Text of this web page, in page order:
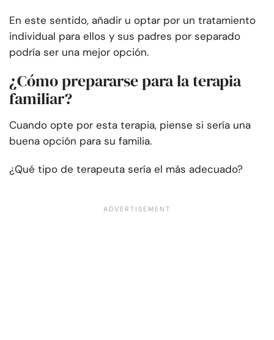
En este sentido, añadir u optar por un tratamiento
individual para ellos y sus padres por separado
podría ser una mejor opción.
¿Cómo prepararse para la terapia
familiar?
Cuando opte por esta terapia, piense si sería una
buena opción para su familia.
¿Qué tipo de terapeuta sería el más adecuado?